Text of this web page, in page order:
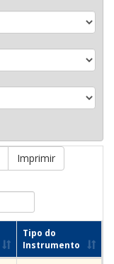
Imprimir
Tipo do
Instrumento